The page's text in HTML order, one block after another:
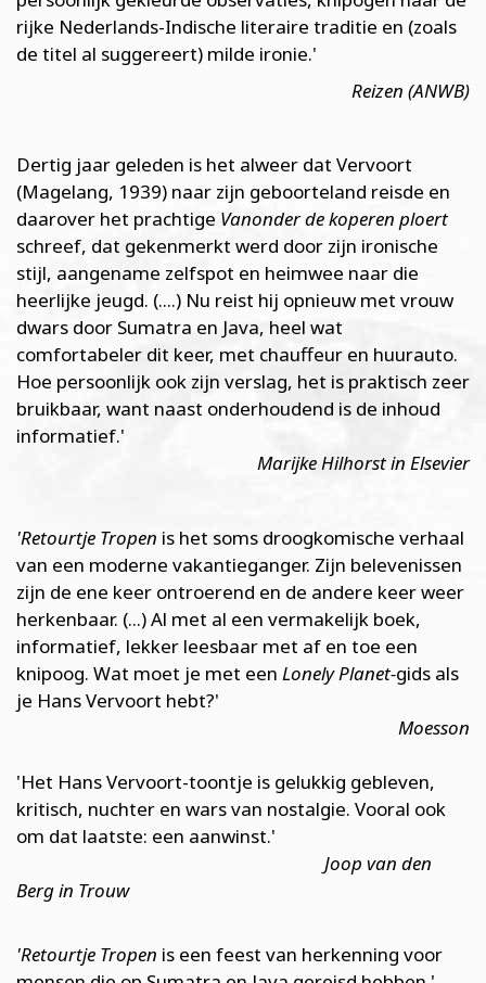
rijke Nederlands-Indische literaire traditie en (zoals
de titel al suggereert) milde ironie.'
Reizen (ANWB)
Dertig jaar geleden is het alweer dat Vervoort
(Magelang, 1939) naar zijn geboorteland reisde en
daarover het prachtige Vanonder de koperen ploert
schreef, dat gekenmerkt werd door zijn ironische
stijl, aangename zelfspot en heimwee naar die
heerlijke jeugd. (....) Nu reist hij opnieuw met vrouw
dwars door Sumatra en Java, heel wat
comfortabeler dit keer, met chauffeur en huurauto.
Hoe persoonlijk ook zijn verslag, het is praktisch zeer
bruikbaar, want naast onderhoudend is de inhoud
informatief.'
Marijke Hilhorst in Elsevier
'Retourtje Tropen is het soms droogkomische verhaal
van een moderne vakantieganger. Zijn belevenissen
zijn de ene keer ontroerend en de andere keer weer
herkenbaar. (...) Al met al een vermakelijk boek,
informatief, lekker leesbaar met af en toe een
knipoog. Wat moet je met een Lonely Planet-gids als
je Hans Vervoort hebt?'
Moesson
'Het Hans Vervoort-toontje is gelukkig gebleven,
kritisch, nuchter en wars van nostalgie. Vooral ook
om dat laatste: een aanwinst.'
Joop van den
Berg in Trouw
'Retourtje Tropen is een feest van herkenning voor